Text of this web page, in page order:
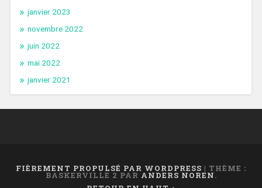
janvier 2023
novembre 2022
juin 2022
mai 2022
janvier 2021
FIÈREMENT PROPULSÉ PAR WORDPRESS | THÈME :
BASKERVILLE 2 PAR ANDERS NOREN.